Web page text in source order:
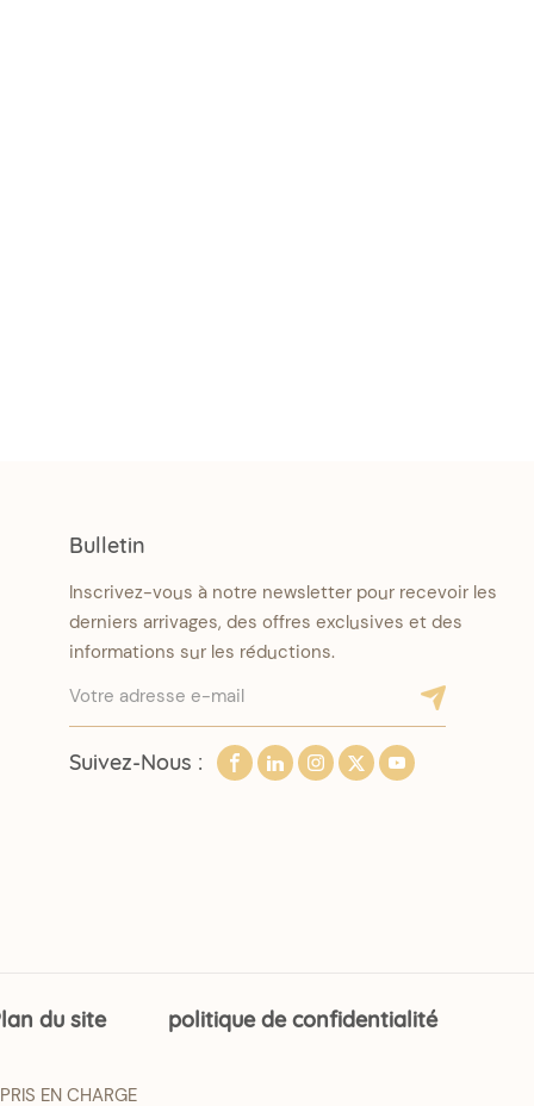
Bulletin
Inscrivez-vous à notre newsletter pour recevoir les
derniers arrivages, des offres exclusives et des
informations sur les réductions.
Suivez-Nous :
du site
politique de confidentialité
EN CHARGE